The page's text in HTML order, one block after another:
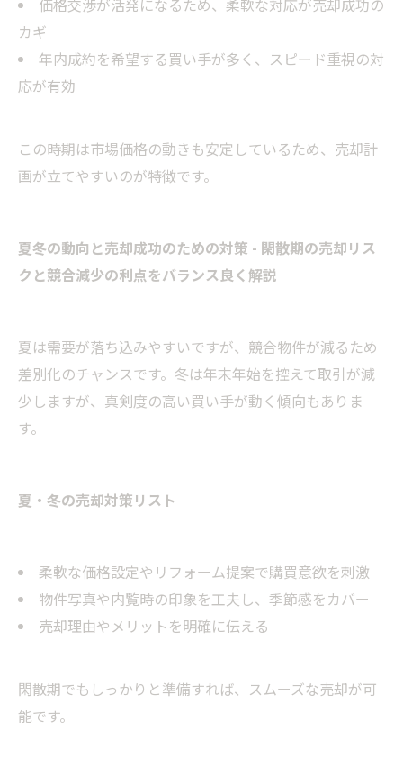
価格交渉が活発になるため、柔軟な対応が売却成功の
カギ
年内成約を希望する買い手が多く、スピード重視の対
応が有効
この時期は市場価格の動きも安定しているため、売却計
画が立てやすいのが特徴です。
夏冬の動向と売却成功のための対策 - 閑散期の売却リス
クと競合減少の利点をバランス良く解説
夏は需要が落ち込みやすいですが、競合物件が減るため
差別化のチャンスです。冬は年末年始を控えて取引が減
少しますが、真剣度の高い買い手が動く傾向もありま
す。
夏・冬の売却対策リスト
柔軟な価格設定やリフォーム提案で購買意欲を刺激
物件写真や内覧時の印象を工夫し、季節感をカバー
売却理由やメリットを明確に伝える
閑散期でもしっかりと準備すれば、スムーズな売却が可
能です。